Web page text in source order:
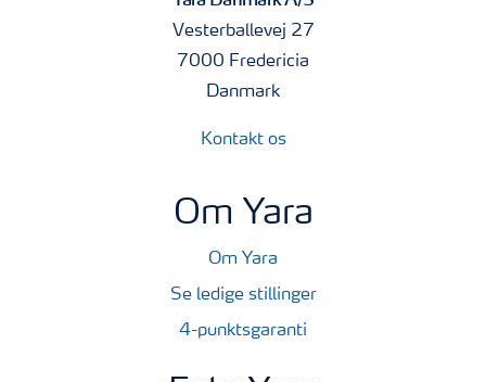
Vesterballevej 27
7000 Fredericia
Danmark
Kontakt os
Om Yara
Om Yara
Se ledige stillinger
4-punktsgaranti